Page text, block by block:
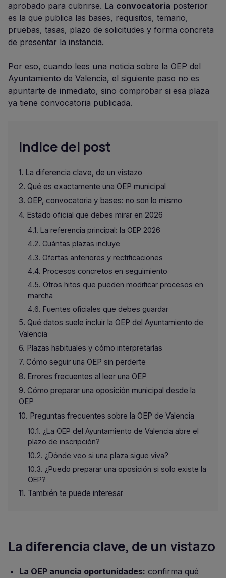
aprobado para cubrirse. La convocatoria posterior
es la que publica las bases, requisitos, temario,
pruebas, tasas, plazo de solicitudes y forma concreta
de presentar la instancia.
Por eso, cuando lees una noticia sobre la OEP del
Ayuntamiento de Valencia, el siguiente paso no es
apuntarte de inmediato, sino comprobar si esa plaza
ya tiene convocatoria publicada.
Indice del post
La diferencia clave, de un vistazo
Qué es exactamente una OEP municipal
OEP, convocatoria y bases: no son lo mismo
Estado oficial que debes mirar en 2026
La referencia principal: la OEP 2026
Cuántas plazas incluye
Ofertas anteriores y rectificaciones
Procesos concretos en seguimiento
Otros hitos que pueden modificar procesos en
marcha
Fuentes oficiales que debes guardar
Qué datos suele incluir la OEP del Ayuntamiento de
Valencia
Plazas habituales y cómo interpretarlas
Cómo seguir una OEP sin perderte
Errores frecuentes al leer una OEP
Cómo preparar una oposición municipal desde la
OEP
Preguntas frecuentes sobre la OEP de Valencia
¿La OEP del Ayuntamiento de Valencia abre el
plazo de inscripción?
¿Dónde veo si una plaza sigue viva?
¿Puedo preparar una oposición si solo existe la
OEP?
También te puede interesar
La diferencia clave, de un vistazo
La OEP anuncia oportunidades: confirma qué